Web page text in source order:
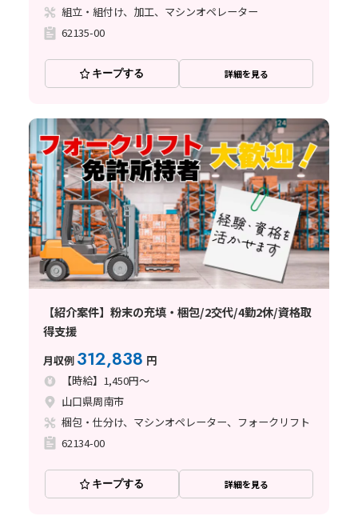
組立・組付け、加工、マシンオペレーター
62135-00
キープする 詳細を見る
【紹介案件】粉末の充填・梱包/2交代/4勤2休/資格取
得支援
月収例 312,838 円
【時給】1,450円～
山口県周南市
梱包・仕分け、マシンオペレーター、フォークリフト
62134-00
キープする 詳細を見る